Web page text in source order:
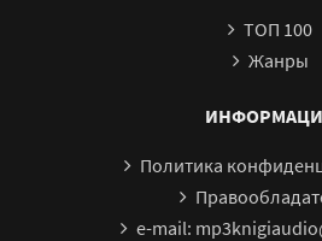
ТОП 100
Жанры
Политика
e-mail: